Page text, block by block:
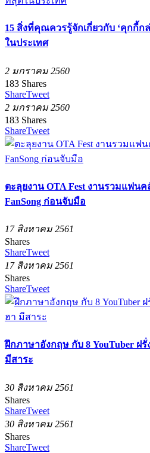
15 สิ่งที่คุณควรรู้จักเกี่ยวกับ ‘คุกกี้ก
ในประเทศ
2 มกราคม 2560
183 Shares
ShareTweet
2 มกราคม 2560
183 Shares
ShareTweet
ตะลุยงาน OTA Fest งานรวมแฟน
FanSong ก่อนจับมือ
17 สิงหาคม 2561
Shares
ShareTweet
17 สิงหาคม 2561
Shares
ShareTweet
ฝึกภาษาอังกฤษ กับ 8 YouTuber ฝ
มีสาระ
30 สิงหาคม 2561
Shares
ShareTweet
30 สิงหาคม 2561
Shares
ShareTweet